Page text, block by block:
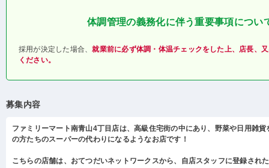
体調管理の義務化に伴う重要事項につい
採用が決定した場合、就業前に必ず体調・体温チェックをした上、店長、
ください。
募集内容
ファミリーマート南青山4丁目店は、高級住宅街の中にあり、野菜や日用雑
の方たちのスーパーの代わりになるようなお店です！
こちらの店舗は、おてつだいネットワークスから、自店スタッフに登録され